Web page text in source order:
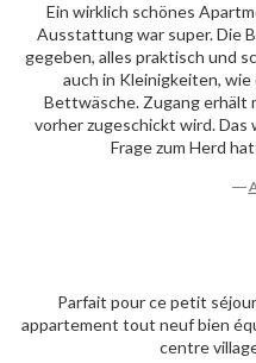
Ein wirklich schönes
Ausstattung war super. Die
gegeben, alles praktisch und
auch in Kleinigkeiten,
Bettwäsche. Zugang erhält
vorher zugeschickt wird. Das
Frage zum Herd
―
Parfait pour ce petit
appartement tout neuf bien
centre